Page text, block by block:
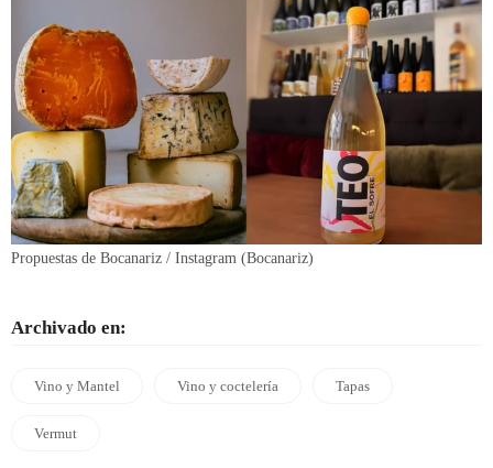
Propuestas de Bocanariz / Instagram (Bocanariz)
Archivado en:
Vino y Mantel Vino y coctelería Tapas
Vermut